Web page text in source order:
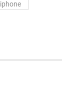
iphone